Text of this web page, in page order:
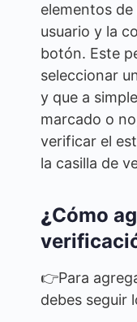
elementos
usuario y la
botón. Este
seleccionar
y que a
marcado o
verificar el
la casilla de
¿Cómo
👉Para
debes seguir